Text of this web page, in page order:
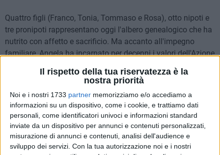
Il rispetto della tua riservatezza è la
nostra priorità
Noi e i nostri 1733 partner memorizziamo e/o accediamo a
informazioni su un dispositivo, come i cookie, e trattiamo dati
personali, come identificatori univoci e informazioni standard
inviate da un dispositivo per annunci e contenuti personalizzati,
misurazione di annunci e contenuti, analisi dell'audience e
sviluppo dei servizi. Con la tua autorizzazione noi e i nostri
Quattro figli (Franco, Tonia, Tommaso e Rosa), otto nipoti e
tre pronipoti rappresentano oggi l'albero genealogico che ha
nutrito con affetto e sacrificio. Ma accanto all'impegno
familiare, Angela ha incarnato per decenni i valori dell'Azione
aderenti più longeve (la sua prima iscrizione risale al 1937).
Con passo silenzioso ma costante, è stata presenza fedele
accanto a sacerdoti e seminaristi, portando per anni la
comunione ai malati con una dolcezza e una discrezione
che l'hanno resa figura di riferimento e ispirazione per intere
generazioni. Per questo, la presidente Maria Lanotte le ha
donato un attestato di lunga appartenenza all'Azione